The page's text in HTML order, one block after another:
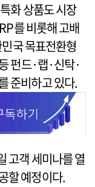
화 상품도 시장
를 비롯해 고배
국 목표전환형
펀드·랩·신탁·
준비하고 있다.
고객 세미나를 열
할 예정이다.